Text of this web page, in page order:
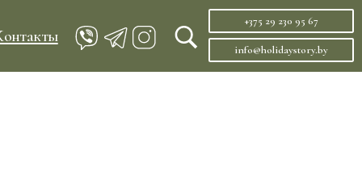
info@holidaystory.by